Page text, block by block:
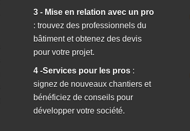
3 - Mise en relation avec un pro
: trouvez des professionnels du
bâtiment et obtenez des devis
pour votre projet.
4 -Services pour les pros :
signez de nouveaux chantiers et
bénéficiez de conseils pour
développer votre société.